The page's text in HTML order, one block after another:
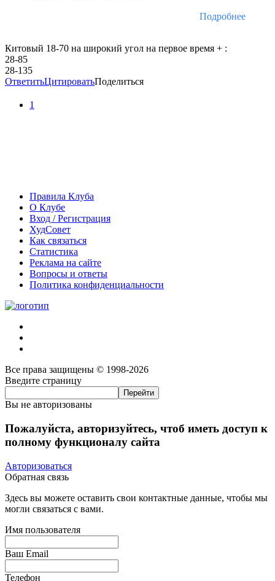
Подробнее
Китовый 18-70 на широкий угол на первое время + :
28-85
28-135
ОтветитьЦитироватьПоделиться
1
Правила Клуба
О Клубе
Вход / Регистрация
ХудСовет
Как связаться
Статистика
Реклама на сайте
Вопросы и ответы
Политика конфиденциальности
Все права защищены © 1998-2026
Введите страницу
Вы не авторизованы
Пожалуйста, авторизуйтесь, чтоб иметь доступ к
полному функционалу сайта
Авторизоваться
Обратная связь
Здесь вы можете оставить свои контактные данные, чтобы мы
могли связаться с вами.
Имя пользователя
Ваш Email
Телефон